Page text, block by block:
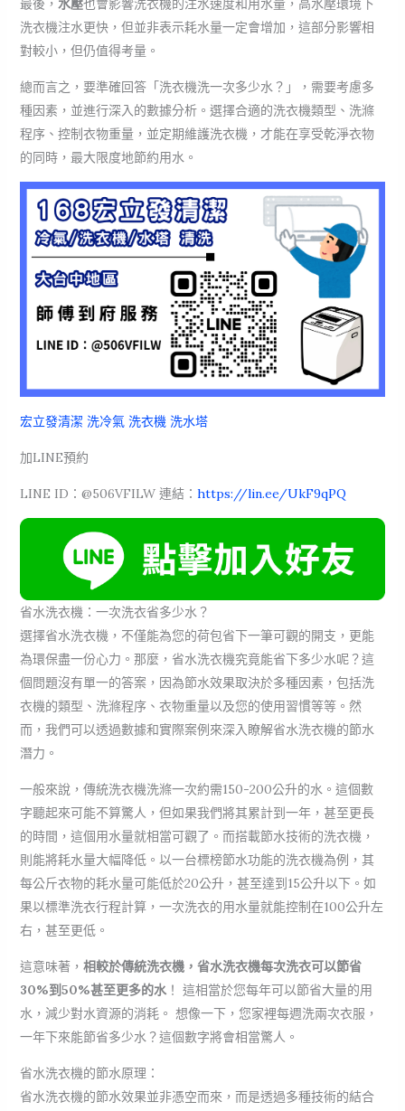
最後， 水壓也會影響洗衣機的注水速度和用水量，高水壓環境下
洗衣機注水更快，但並非表示耗水量一定會增加，這部分影響相
對較小，但仍值得考量。
總而言之，要準確回答「洗衣機洗一次多少水？」，需要考慮多
種因素，並進行深入的數據分析。選擇合適的洗衣機類型、洗滌
程序、控制衣物重量，並定期維護洗衣機，才能在享受乾淨衣物
的同時，最大限度地節約用水。
宏立發清潔 洗冷氣 洗衣機 洗水塔
加LINE預約
LINE ID：@506VFILW 連結： https://lin.ee/UkF9qPQ
省水洗衣機：一次洗衣省多少水？
選擇省水洗衣機，不僅能為您的荷包省下一筆可觀的開支，更能
為環保盡一份心力。那麼，省水洗衣機究竟能省下多少水呢？這
個問題沒有單一的答案，因為節水效果取決於多種因素，包括洗
衣機的類型、洗滌程序、衣物重量以及您的使用習慣等等。然
而，我們可以透過數據和實際案例來深入瞭解省水洗衣機的節水
潛力。
一般來說，傳統洗衣機洗滌一次約需150-200公升的水。這個數
字聽起來可能不算驚人，但如果我們將其累計到一年，甚至更長
的時間，這個用水量就相當可觀了。而搭載節水技術的洗衣機，
則能將耗水量大幅降低。以一台標榜節水功能的洗衣機為例，其
每公斤衣物的耗水量可能低於20公升，甚至達到15公升以下。如
果以標準洗衣行程計算，一次洗衣的用水量就能控制在100公升左
右，甚至更低。
這意味著， 相較於傳統洗衣機，省水洗衣機每次洗衣可以節省
30%到50%甚至更多的水！ 這相當於您每年可以節省大量的用
水，減少對水資源的消耗。 想像一下，您家裡每週洗兩次衣服，
一年下來能節省多少水？這個數字將會相當驚人。
省水洗衣機的節水原理：
省水洗衣機的節水效果並非憑空而來，而是透過多種技術的結合